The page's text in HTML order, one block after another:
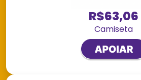
R$63,06
Camiseta